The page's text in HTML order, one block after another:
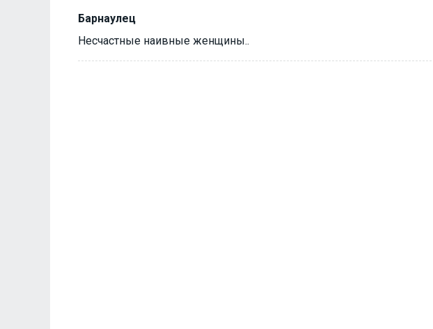
Барнаулец
Несчастные наивные женщины..